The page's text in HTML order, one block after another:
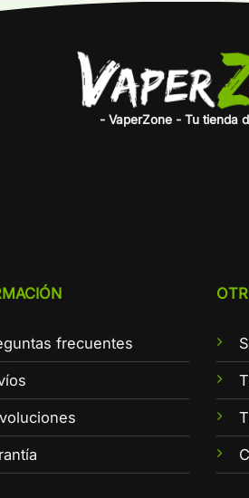
- VaperZone - Tu tienda
frecuentes